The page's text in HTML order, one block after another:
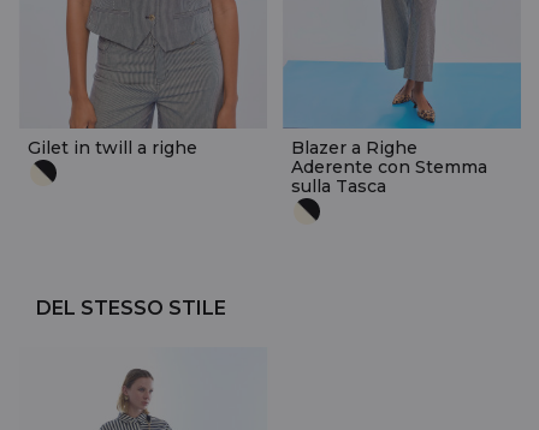
Gilet in twill a righe
Blazer a Righe
Aderente con Stemma
sulla Tasca
DEL STESSO STILE